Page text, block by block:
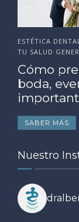
ESTÉTICA DENTAL
TU SALUD
Cómo
boda,
SABER MÁS
Nuestro